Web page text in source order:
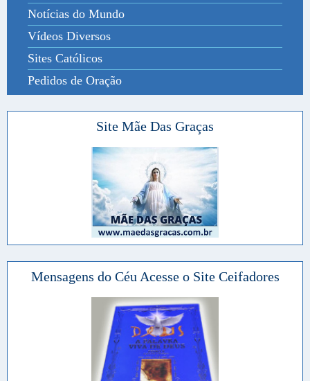
Notícias do Mundo
Vídeos Diversos
Sites Católicos
Pedidos de Oração
Site Mãe Das Graças
Mensagens do Céu Acesse o Site Ceifadores